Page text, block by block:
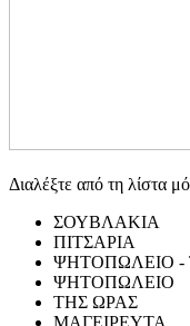
Διαλέξτε από τη λίστα
ΣΟΥΒΛΑΚΙΑ
ΠΙΤΣΑΡΙΑ
ΨΗΤΟΠΩΛΕΙΟ -
ΨΗΤΟΠΩΛΕΙΟ
ΤΗΣ ΩΡΑΣ
ΜΑΓΕΙΡΕΥΤΑ